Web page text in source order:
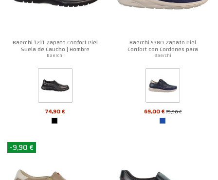
Baerchi 1211 Zapato Confort Piel
Suela de Caucho | Hombre
Baerchi
74,90 €
Baerchi 5380 Zapato Piel
Confort con Cordones para
Hombre
Baerchi
69,00 €75,90 €
-9,90 €